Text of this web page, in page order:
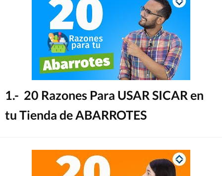
1.- 20 Razones Para USAR SICAR en
tu Tienda de ABARROTES